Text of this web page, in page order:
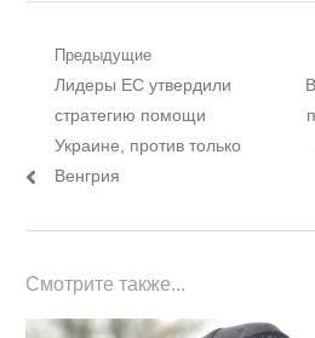
Навигация
записям
Предыдущие
Предыдущий
пост:
Лидеры ЕС утвердили
стратегию помощи
Украине, против только
Венгрия
Смотрите также...